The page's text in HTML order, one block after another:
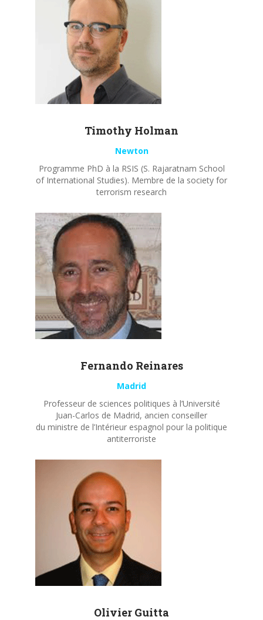
Timothy Holman
Newton
Programme PhD à la RSIS (S. Rajaratnam School
of International Studies). Membre de la society for
terrorism research
Fernando Reinares
Madrid
Professeur de sciences politiques à l’Université
Juan-Carlos de Madrid, ancien conseiller
du ministre de l’Intérieur espagnol pour la politique
antiterroriste
Olivier Guitta